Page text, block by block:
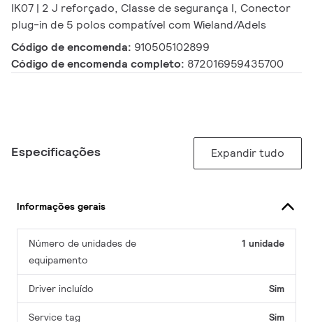
IK07 | 2 J reforçado, Classe de segurança I, Conector
plug-in de 5 polos compatível com Wieland/Adels
Código de encomenda: 910505102899
Código de encomenda completo: 872016959435700
Especificações Expandir tudo
Informações gerais
Número de unidades de
equipamento
1 unidade
Driver incluído Sim
Service tag Sim